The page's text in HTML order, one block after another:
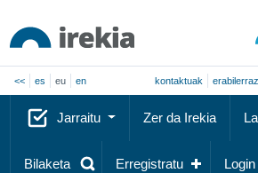
<< es eu en kontaktuak
Jarraitu Zer da Irekia
Bilaketa Erregistratu Login